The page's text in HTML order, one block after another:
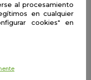
al procesamiento
en cualquier
cookies" en